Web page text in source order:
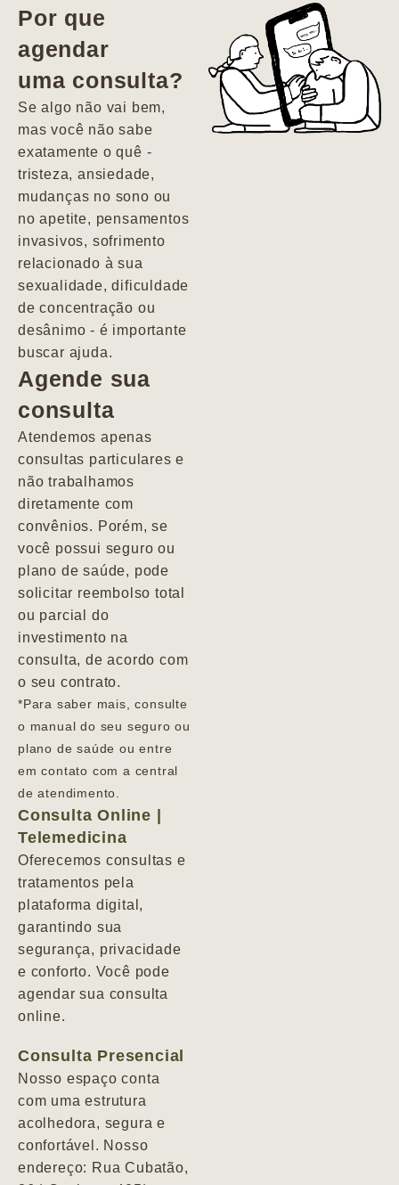
vida. Ela me
encontrou num
estado misto de
depressão e
agitação com
pensamentos
Por que
agendar
uma consulta?
Se algo não vai bem,
mas você não sabe
exatamente o quê -
tristeza, ansiedade,
mudanças no sono ou
no apetite, pensamentos
invasivos, sofrimento
relacionado à sua
sexualidade, dificuldade
de concentração ou
desânimo - é importante
buscar ajuda.
Agende sua
consulta
Atendemos apenas
consultas particulares e
não trabalhamos
diretamente com
convênios. Porém, se
você possui seguro ou
plano de saúde, pode
solicitar reembolso total
ou parcial do
investimento na
consulta, de acordo com
o seu contrato.
*Para saber mais, consulte
o manual do seu seguro ou
plano de saúde ou entre
em contato com a central
de atendimento.
Consulta Online |
Telemedicina
Oferecemos consultas e
tratamentos pela
plataforma digital,
garantindo sua
segurança, privacidade
e conforto. Você pode
agendar sua consulta
online.
Consulta Presencial
Nosso espaço conta
com uma estrutura
acolhedora, segura e
confortável. Nosso
endereço: Rua Cubatão,